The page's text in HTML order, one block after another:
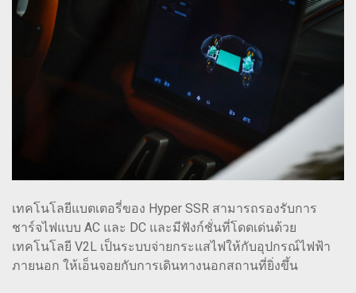
เทคโนโลยีแบตเตอรี่ของ Hyper SSR สามารถรองรับการ
ชาร์จไฟแบบ AC และ DC และมีฟังก์ชั่นที่โดดเด่นด้วย
เทคโนโลยี V2L เป็นระบบจ่ายกระแสไฟให้กับอุปกรณ์ไฟฟ้า
ภายนอก ให้เอ็นจอยกับการเดินทางนอกสถานที่ยิ่งขึ้น